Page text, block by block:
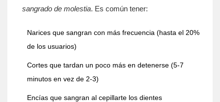
sangrado de molestia. Es común tener:
Narices que sangran con más frecuencia (hasta el 20%
de los usuarios)
Cortes que tardan un poco más en detenerse (5-7
minutos en vez de 2-3)
Encías que sangran al cepillarte los dientes